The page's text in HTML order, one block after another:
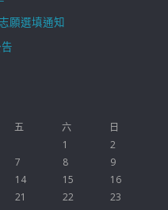
願選填通知
五 六
日
1
2
7 8
9
14 15
16
21 22
23